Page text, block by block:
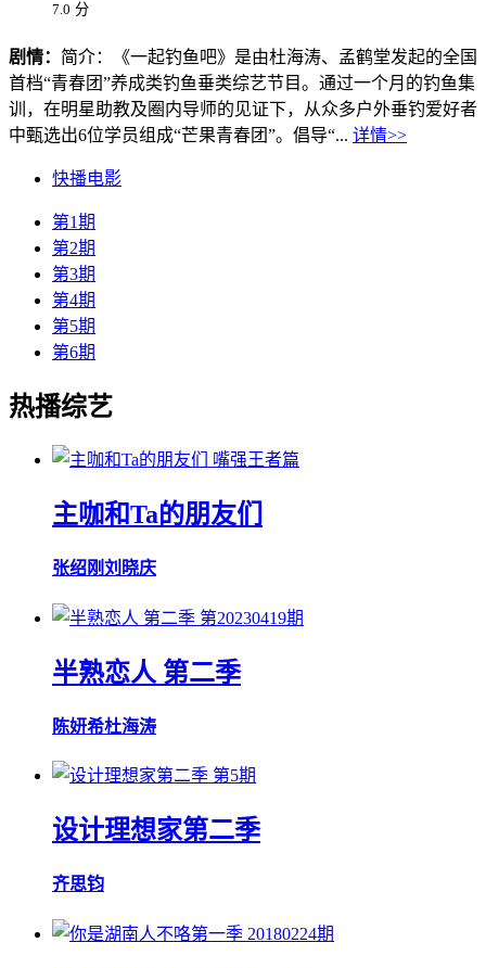
7.0 分
剧情： 简介：《一起钓鱼吧》是由杜海涛、孟鹤堂发起的全国
首档“青春团”养成类钓鱼垂类综艺节目。通过一个月的钓鱼集
训，在明星助教及圈内导师的见证下，从众多户外垂钓爱好者
中甄选出6位学员组成“芒果青春团”。倡导“... 详情>>
快播电影
第1期
第2期
第3期
第4期
第5期
第6期
热播综艺
嘴强王者篇
主咖和Ta的朋友们
张绍刚刘晓庆
第20230419期
半熟恋人 第二季
陈妍希杜海涛
第5期
设计理想家第二季
齐思钧
20180224期